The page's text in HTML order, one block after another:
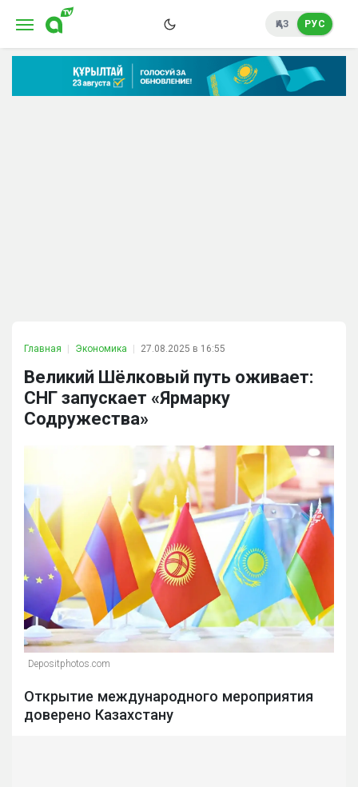
ҚАЗ РУС
Главная Экономика 27.08.2025 в 16:55
Великий Шёлковый путь оживает:
СНГ запускает «Ярмарку
Содружества»
Depositphotos.com
Открытие международного мероприятия
доверено Казахстану